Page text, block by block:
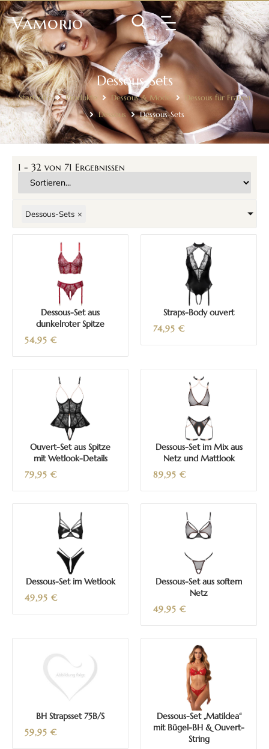
Vamorio
Dessous-Sets
Startseite Produkte Dessous & Mode
Dessous für Frauen
Dessous
Dessous-Sets
1 - 32 von 71 Ergebnissen
Dessous-Sets ×
Dessous-Set aus
dunkelroter Spitze
54,95 €
Straps-Body ouvert
74,95 €
Ouvert-Set aus Spitze
mit Wetlook-Details
79,95 €
Dessous-Set im Mix aus
Netz und Mattlook
89,95 €
Dessous-Set im Wetlook
49,95 €
Dessous-Set aus softem
Netz
49,95 €
BH Strapsset 75B/S
59,95 €
Dessous-Set „Matildea“
mit Bügel-BH & Ouvert-
String